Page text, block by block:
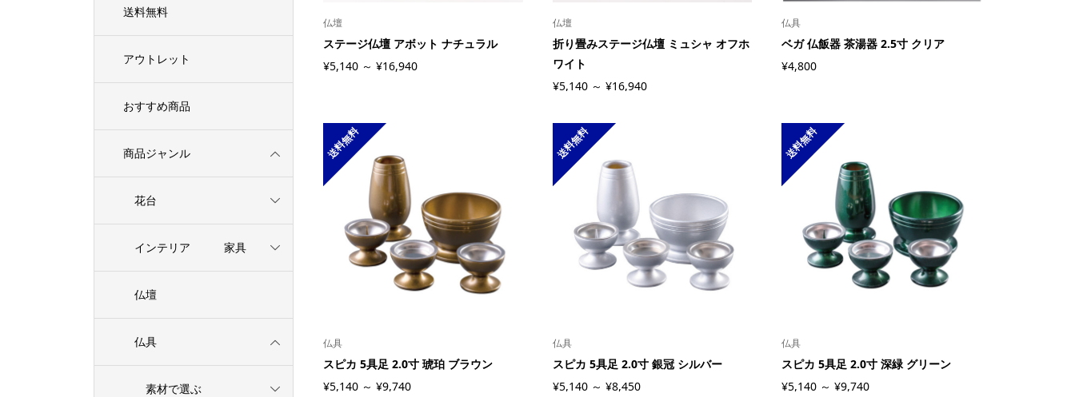
仏壇
ステージ仏壇 アボット ナチュラル
¥5,140 ～ ¥16,940
仏壇
折り畳みステージ仏壇 ミュシャ オフホ
ワイト
¥5,140 ～ ¥16,940
仏具
ベガ 仏飯器 茶湯器 2.5寸 クリア
¥4,800
送料無料
仏具
スピカ 5具足 2.0寸 琥珀 ブラウン
¥5,140 ～ ¥9,740
送料無料
仏具
スピカ 5具足 2.0寸 銀冠 シルバー
¥5,140 ～ ¥8,450
送料無料
仏具
スピカ 5具足 2.0寸 深緑 グリーン
¥5,140 ～ ¥9,740
送料無料
アウトレット
おすすめ商品
商品ジャンル
花台
インテリア 家具
仏壇
仏具
素材で選ぶ